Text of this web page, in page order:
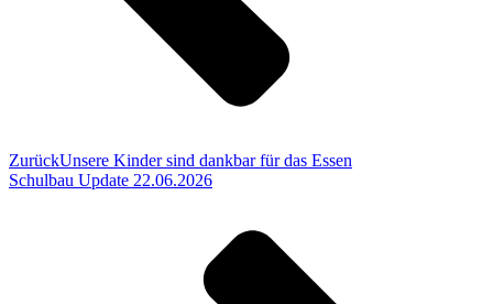
ZurückUnsere Kinder sind dankbar für das Essen
Schulbau Update 22.06.2026